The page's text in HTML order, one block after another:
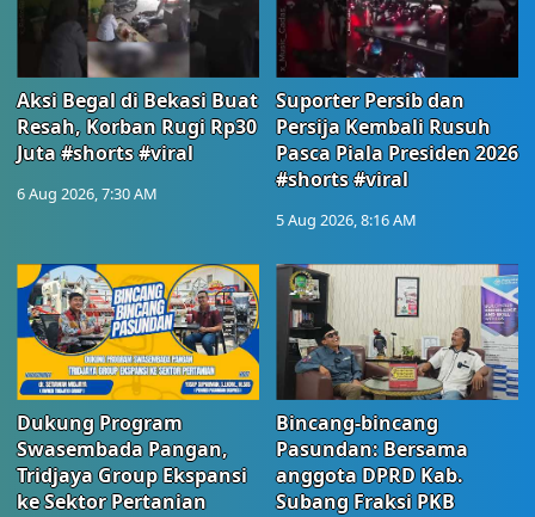
Aksi Begal di Bekasi Buat
Resah, Korban Rugi Rp30
Juta #shorts #viral
6 Aug 2026, 7:30 AM
Suporter Persib dan
Persija Kembali Rusuh
Pasca Piala Presiden 2026
#shorts #viral
5 Aug 2026, 8:16 AM
Dukung Program
Swasembada Pangan,
Tridjaya Group Ekspansi
ke Sektor Pertanian
Bincang-bincang
Pasundan: Bersama
anggota DPRD Kab.
Subang Fraksi PKB